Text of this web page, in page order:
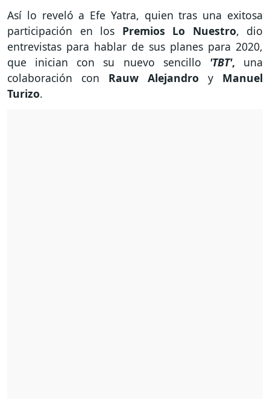
Así lo reveló a Efe Yatra, quien tras una exitosa
participación en los Premios Lo Nuestro, dio
entrevistas para hablar de sus planes para 2020,
que inician con su nuevo sencillo
'TBT', una
colaboración con Rauw Alejandro y Manuel
Turizo.